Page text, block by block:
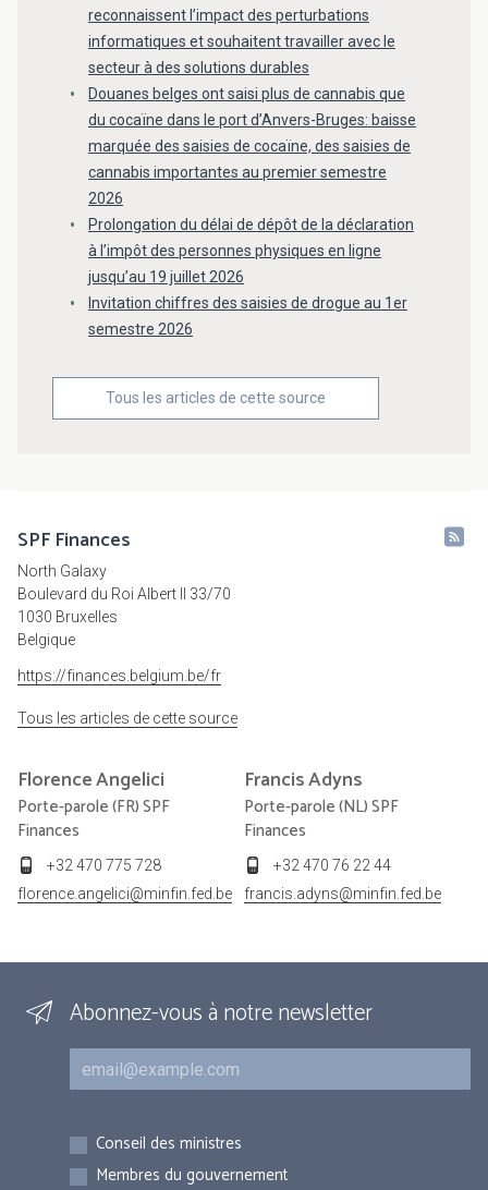
reconnaissent l’impact des perturbations
informatiques et souhaitent travailler avec le
secteur à des solutions durables
Douanes belges ont saisi plus de cannabis que
du cocaïne dans le port d’Anvers-Bruges: baisse
marquée des saisies de cocaïne, des saisies de
cannabis importantes au premier semestre
2026
Prolongation du délai de dépôt de la déclaration
à l’impôt des personnes physiques en ligne
jusqu’au 19 juillet 2026
Invitation chiffres des saisies de drogue au 1er
semestre 2026
Tous les articles de cette source
SPF Finances
North Galaxy
Boulevard du Roi Albert II 33/70
1030 Bruxelles
Belgique
https://finances.belgium.be/fr
Tous les articles de cette source
FlorenceAngelici
Porte-parole (FR) SPF
Finances
+32 470 775 728
florence.angelici@minfin.fed.be
FrancisAdyns
Porte-parole (NL) SPF
Finances
+32 470 76 22 44
francis.adyns@minfin.fed.be
Abonnez-vous à notre newsletter
Courriel
Inscriptions
Conseil des ministres
Membres du gouvernement